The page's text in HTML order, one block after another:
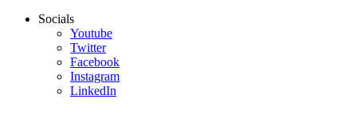
Socials
Youtube
Twitter
Facebook
Instagram
LinkedIn